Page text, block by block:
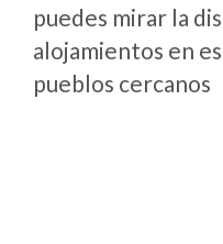
puedes mirar la
alojamientos en
pueblos cercanos